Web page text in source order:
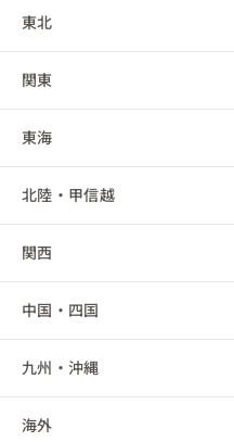
北海道
東北
青森県
岩手県
宮城県
秋田県
山形県
福島県
関東
茨城県
栃木県
群馬県
埼玉県
千葉県
東京都
東海
岐阜県
静岡県
愛知県
三重県
北陸・甲信越
新潟県
富山県
石川県
福井県
関西
滋賀県
京都府
大阪府
中国・四国
鳥取県
島根県
九州・沖縄
福岡県
海外